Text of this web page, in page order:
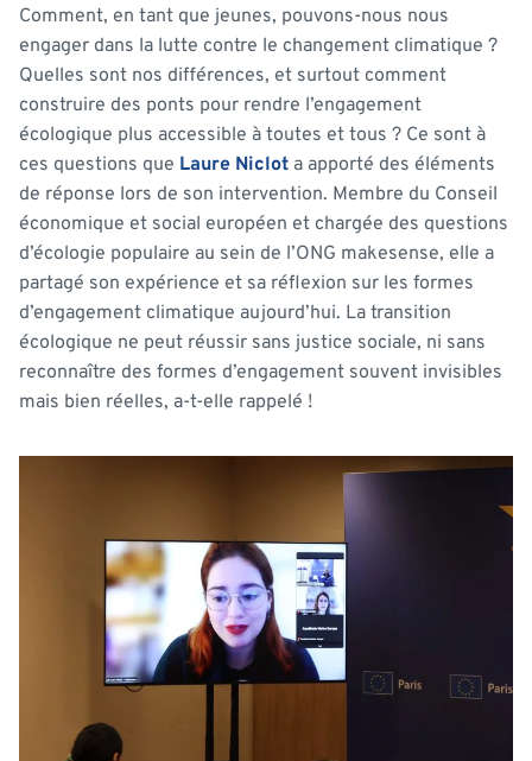
Comment, en tant que jeunes, pouvons-nous nous
engager dans la lutte contre le changement climatique ?
Quelles sont nos différences, et surtout comment
construire des ponts pour rendre l’engagement
écologique plus accessible à toutes et tous ? Ce sont à
ces questions que Laure Niclot a apporté des éléments
de réponse lors de son intervention. Membre du Conseil
économique et social européen et chargée des questions
d’écologie populaire au sein de l’ONG makesense, elle a
partagé son expérience et sa réflexion sur les formes
d’engagement climatique aujourd’hui. La transition
écologique ne peut réussir sans justice sociale, ni sans
reconnaître des formes d’engagement souvent invisibles
mais bien réelles, a-t-elle rappelé !